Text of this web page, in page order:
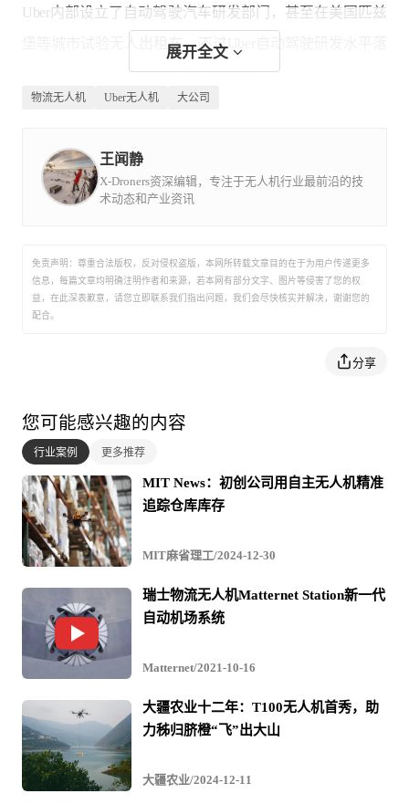
Uber内部设立了自动驾驶汽车研发部门，甚至在美国匹兹
堡等城市试验无人出租车，不过Uber自动驾驶研发水平落
后于领先对手，并且发生了全世界第一宗网全自动驾驶汽
车致人死亡事故，其无人车业务面临重大挫折，据称正在
务。
务获得华尔街的支持，以便能够在明年成功上市。
除了外卖、共享单车、共享滑板车之外，Uber还瞄准
了飞行汽车领域。就在上周，Uber还针对其卡车配货业
务，向司机们推出了卡车租赁服务。
在此之前，亚马逊等公司也对无人机在快递、送货领
域的用途产生了浓厚兴趣，并展开研发测试，不过时至今
的商用，而无人机送外卖也属于一个新鲜事物。
外媒指出，和同行以及美国监管部门相比，Uber对无
展开全文
物流无人机 Uber无人机 大公司
王闻静
X-Droners资深编辑，专注于无人机行业最前沿的技
术动态和产业资讯
免责声明：尊重合法版权，反对侵权盗版，本网所转载文章目的在于为用户传递更多
信息，每篇文章均明确注明作者和来源，若本网有部分文字、图片等侵害了您的权
益，在此深表歉意，请您立即联系我们指出问题，我们会尽快核实并解决，谢谢您的
配合。
分享
您可能感兴趣的内容
行业案例 更多推荐
MIT News：初创公司用自主无人机精准
追踪仓库库存
MIT麻省理工/2024-12-30
瑞士物流无人机Matternet Station新一代
自动机场系统
Matternet/2021-10-16
​大疆农业十二年：T100无人机首秀，助
力秭归脐橙“飞”出大山
大疆农业/2024-12-11